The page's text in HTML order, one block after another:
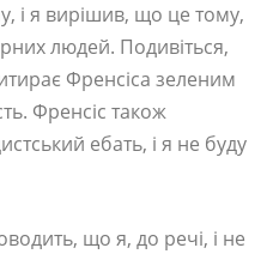
і я вирішив, що це тому,
людей. Подивіться,
Френсіса зеленим
Френсіс також
ебать, і я не буду
що я, до речі, і не